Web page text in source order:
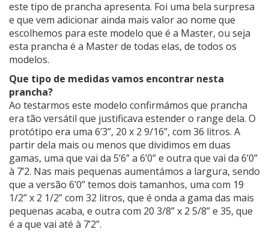
este tipo de prancha apresenta. Foi uma bela surpresa
e que vem adicionar ainda mais valor ao nome que
escolhemos para este modelo que é a Master, ou seja
esta prancha é a Master de todas elas, de todos os
modelos.
Que tipo de medidas vamos encontrar nesta
prancha?
Ao testarmos este modelo confirmámos que prancha
era tão versátil que justificava estender o range dela. O
protótipo era uma 6’3”, 20 x 2 9/16”, com 36 litros. A
partir dela mais ou menos que dividimos em duas
gamas, uma que vai da 5’6” a 6’0” e outra que vai da 6’0”
à 7’2. Nas mais pequenas aumentámos a largura, sendo
que a versão 6’0” temos dois tamanhos, uma com 19
1/2” x 2 1/2” com 32 litros, que é onda a gama das mais
pequenas acaba, e outra com 20 3/8” x 2 5/8” e 35, que
é a que vai até à 7’2”.